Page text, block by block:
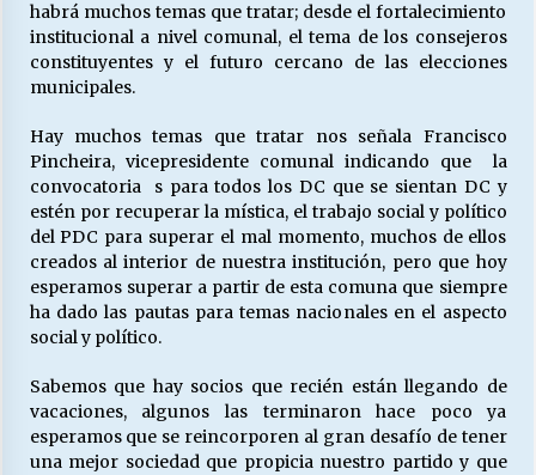
16/06/2026
28/05/2026
Releyendo la Rerum Novarum a 135 años. “La
cuestión social hoy”.
16/05/2026
S.O.S. a los ricos, Save Our Souls (Salvar
¿Asesores con doble sueldo?
18/04/2026
habrá muchos temas que tratar; desde el fortalecimiento
institucional a nivel comunal, el tema de los consejeros
constituyentes y el futuro cercano de las elecciones
municipales.
Hay muchos temas que tratar nos señala Francisco
Pincheira, vicepresidente comunal indicando que la
convocatoria s para todos los DC que se sientan DC y
estén por recuperar la mística, el trabajo social y político
del PDC para superar el mal momento, muchos de ellos
creados al interior de nuestra institución, pero que hoy
esperamos superar a partir de esta comuna que siempre
ha dado las pautas para temas nacionales en el aspecto
social y político.
Sabemos que hay socios que recién están llegando de
vacaciones, algunos las terminaron hace poco ya
esperamos que se reincorporen al gran desafío de tener
una mejor sociedad que propicia nuestro partido y que